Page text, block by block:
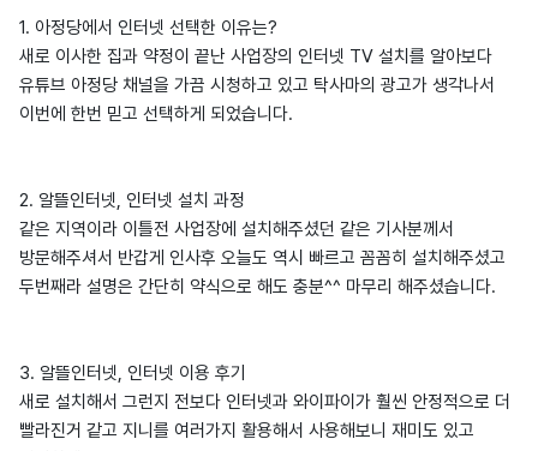
1. 아정당에서 인터넷 선택한 이유는?
새로 이사한 집과 약정이 끝난 사업장의 인터넷 TV 설치를 알아보다
유튜브 아정당 채널을 가끔 시청하고 있고 탁사마의 광고가 생각나서
이번에 한번 믿고 선택하게 되었습니다.
2. 알뜰인터넷, 인터넷 설치 과정
같은 지역이라 이틀전 사업장에 설치해주셨던 같은 기사분께서
방문해주셔서 반갑게 인사후 오늘도 역시 빠르고 꼼꼼히 설치해주셨고
두번째라 설명은 간단히 약식으로 해도 충분^^ 마무리 해주셨습니다.
3. 알뜰인터넷, 인터넷 이용 후기
새로 설치해서 그런지 전보다 인터넷과 와이파이가 훨씬 안정적으로 더
빨라진거 같고 지니를 여러가지 활용해서 사용해보니 재미도 있고